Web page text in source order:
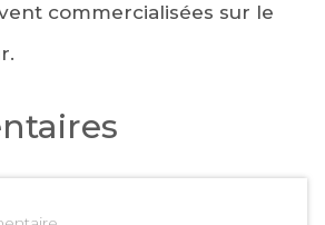
commercialisées sur le